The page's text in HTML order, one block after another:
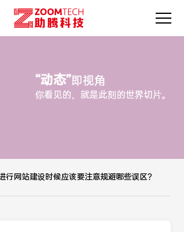
“动态”即视角
你看见的，就是此刻的世界切片。
行网站建设时候应该要注意规避哪些误区？